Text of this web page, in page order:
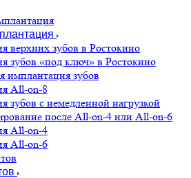
верхних зубов в Ростокино
зубов «под ключ» в Ростокино
имплантация зубов
All-on-8
зубов с немедленной нагрузкой
после All-on-4 или All-on-6
All-on-4
All-on-6